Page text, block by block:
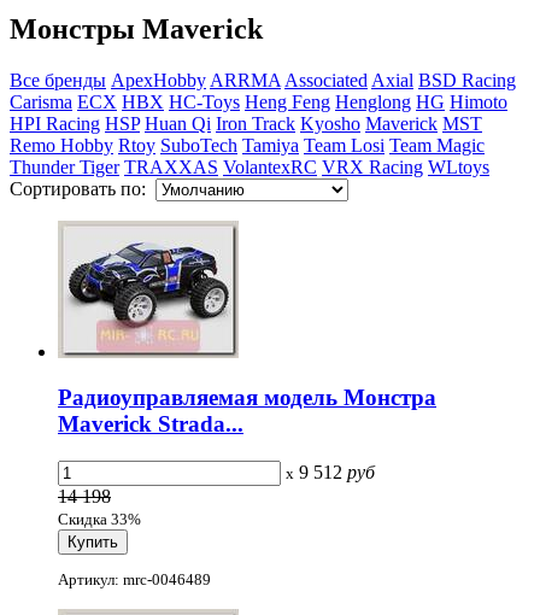
Монстры Maverick
Все бренды ApexHobby ARRMA Associated Axial BSD Racing
Carisma ECX HBX HC-Toys Heng Feng Henglong HG Himoto
HPI Racing HSP Huan Qi Iron Track Kyosho Maverick MST
Remo Hobby Rtoy SuboTech Tamiya Team Losi Team Magic
Thunder Tiger TRAXXAS VolantexRC VRX Racing WLtoys
Сортировать по:
Радиоуправляемая модель Монстра
Maverick Strada...
x 9 512 руб
14 198
Скидка 33%
Артикул: mrc-0046489